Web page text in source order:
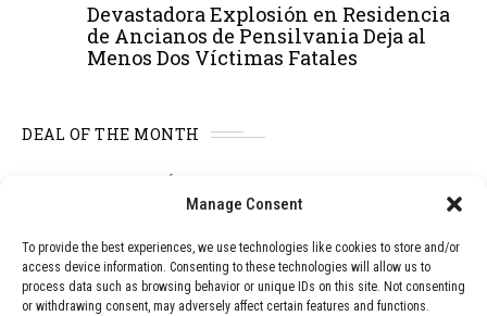
Manage Consent
To provide the best experiences, we use technologies like cookies to store and/or
access device information. Consenting to these technologies will allow us to
process data such as browsing behavior or unique IDs on this site. Not consenting
or withdrawing consent, may adversely affect certain features and functions.
Devastadora Explosión en Residencia
de Ancianos de Pensilvania Deja al
Menos Dos Víctimas Fatales
DEAL OF THE MONTH
TECNOLOGÍA
Vídeo impactante: BYD revela en
en apenas 5 minutos de carga